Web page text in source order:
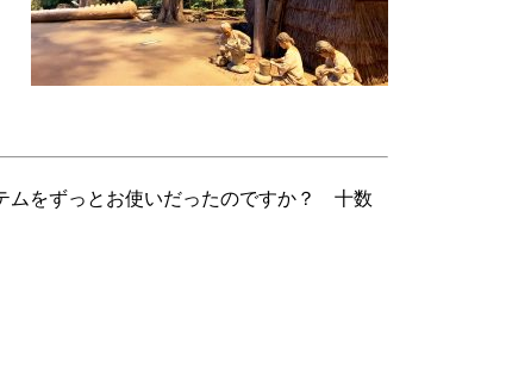
ムをずっとお使いだったのですか？ 十数